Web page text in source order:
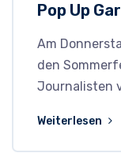
Pop Up
Am
den
Journalisten
Weiterlesen